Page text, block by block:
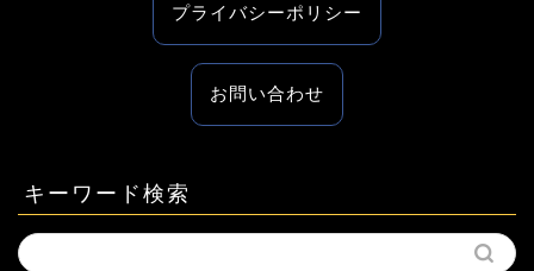
プライバシーポリシー
お問い合わせ
キーワード検索